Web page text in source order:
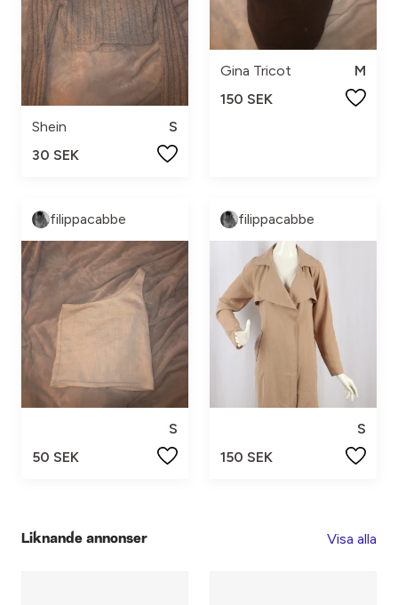
Shein
S
30 SEK
Gina Tricot
M
150 SEK
filippacabbe
S
50 SEK
filippacabbe
S
150 SEK
Liknande annonser Visa alla